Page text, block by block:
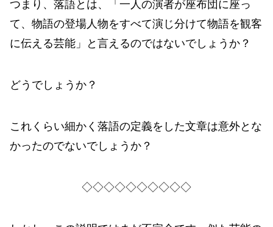
つまり、落語とは、「一人の演者が座布団に座っ
て、物語の登場人物をすべて演じ分けて物語を観客
に伝える芸能」と言えるのではないでしょうか？
どうでしょうか？
これくらい細かく落語の定義をした文章は意外とな
かったのでないでしょうか？
◇◇◇◇◇◇◇◇◇◇